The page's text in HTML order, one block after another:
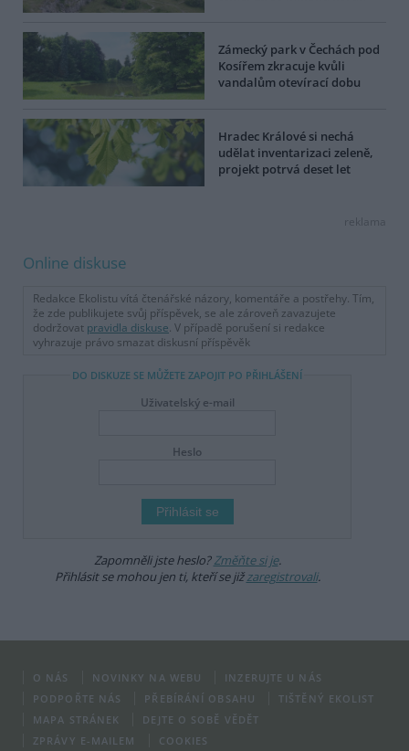
Zámecký park v Čechách pod
Kosířem zkracuje kvůli
vandalům otevírací dobu
Hradec Králové si nechá
udělat inventarizaci zeleně,
projekt potrvá deset let
reklama
Online diskuse
Redakce Ekolistu vítá čtenářské názory, komentáře a postřehy. Tím,
že zde publikujete svůj příspěvek, se ale zároveň zavazujete
dodržovat pravidla diskuse. V případě porušení si redakce
vyhrazuje právo smazat diskusní příspěvěk
DO DISKUZE SE MŮŽETE ZAPOJIT PO PŘIHLÁŠENÍ
Uživatelský e-mail
Heslo
Zapomněli jste heslo?Změňte si je.
Přihlásit se mohou jen ti, kteří se jižzaregistrovali.
O NÁS NOVINKY NA WEBU
INZERUJTE U NÁS
PODPOŘTE NÁS
PŘEBÍRÁNÍ OBSAHU
TIŠTĚNÝ EKOLIST
MAPA STRÁNEK
DEJTE O SOBĚ VĚDĚT
ZPRÁVY E-MAILEM
COOKIES